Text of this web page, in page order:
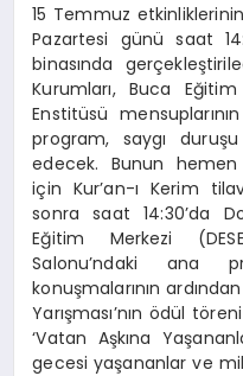
15 Temmuz
Pazartesi günü saat
binasında
Kurumları, Buca
Enstitüsü
program, saygı
edecek. Bunun
için Kur’an-ı Kerim
sonra saat 14:30’da
Eğitim Merkezi
Salonu’ndaki ana
konuşmalarının
Yarışması’nın ödül
‘Vatan Aşkına
gecesi yaşananlar ve